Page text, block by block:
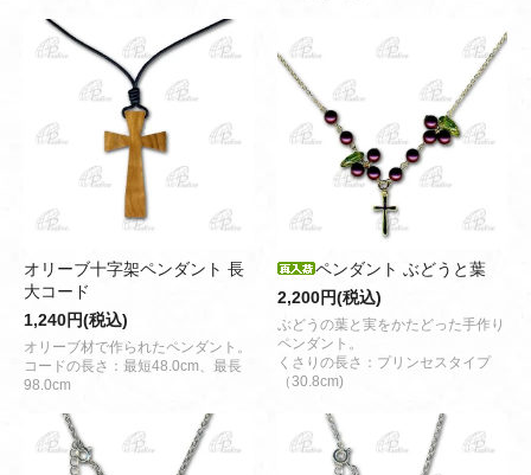
オリーブ十字架ペンダント 長
大コード
1,240円(税込)
オリーブ材で作られたペンダント。
コードの長さ：最短48.0cm、最長
98.0cm
ペンダント ぶどうと葉
2,200円(税込)
ぶどうの葉と実をかたどった手作り
ペンダント。
くさりの長さ：プリンセスタイプ
（30.8cm)